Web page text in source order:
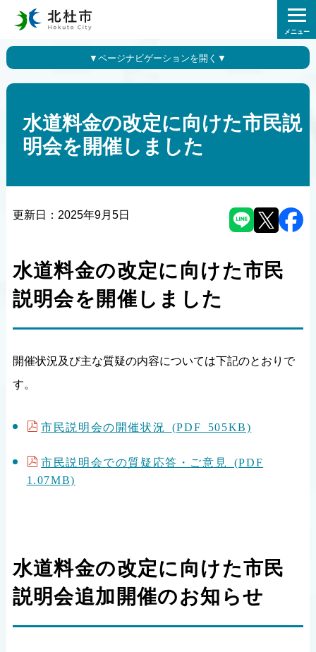
メニュー
水道料金の改定に向けた市民説
明会を開催しました
更新日： 2025年9月5日
水道料金の改定に向けた市民
説明会を開催しました
開催状況及び主な質疑の内容については下記のとおりで
す。
市民説明会の開催状況 (PDF 505KB)
市民説明会での質疑応答・ご意見 (PDF
1.07MB)
水道料金の改定に向けた市民
説明会追加開催のお知らせ